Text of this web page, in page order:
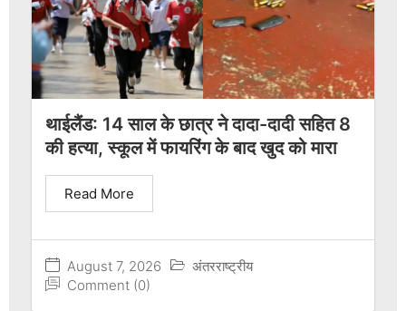
थाईलैंड: 14 साल के छात्र ने दादा-दादी सहित 8
की हत्या, स्कूल में फायरिंग के बाद खुद को मारा
August 7, 2026
अंतरराष्ट्रीय
Comment (0)
Read More